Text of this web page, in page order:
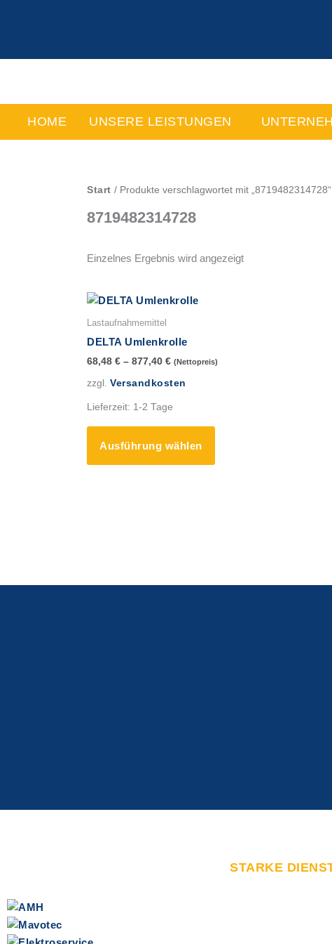
HOME UNSERE LEISTUNGEN
Start / Produkte verschlagwortet mit „8719482314728“
8719482314728
Einzelnes Ergebnis wird angezeigt
Lastaufnahmemittel
DELTA Umlenkrolle
68,48 € – 877,40 € (Nettopreis)
zzgl. Versandkosten
Lieferzeit: 1-2 Tage
Ausführung wählen
Varianten
der
STARKE